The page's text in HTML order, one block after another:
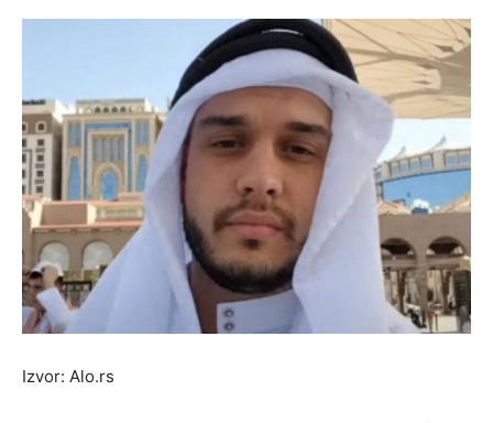
Izvor: Alo.rs